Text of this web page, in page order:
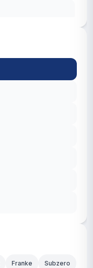
Franke Subzero